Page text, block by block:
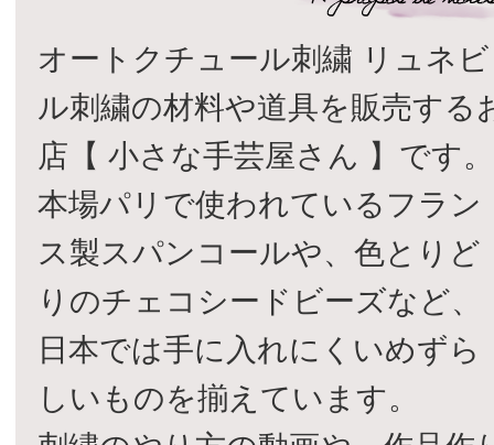
オートクチュール刺繍 リュネビ
ル刺繍の材料や道具を販売する
店【 小さな手芸屋さん 】です。
本場パリで使われているフラン
ス製スパンコールや、色とりど
りのチェコシードビーズなど、
日本では手に入れにくいめずら
しいものを揃えています。